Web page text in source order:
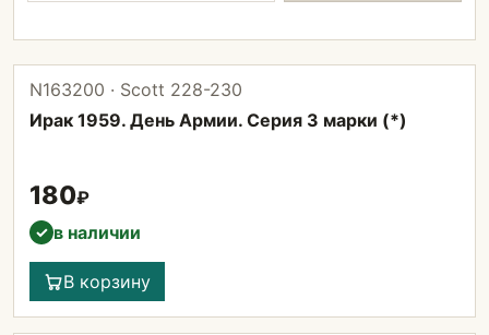
N163200 · Scott 228-230
Ирак 1959. День Армии. Серия 3 марки (*)
180₽
✓ в наличии
В корзину